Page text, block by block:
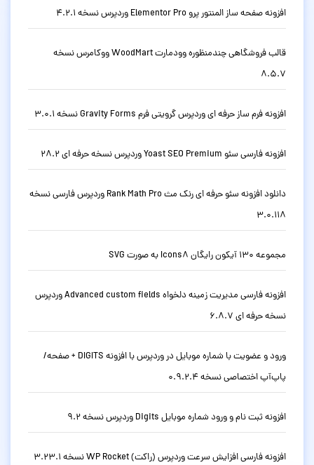
افزونه صفحه ساز المنتور پرو Elementor Pro وردپرس نسخه 4.2.1
قالب فروشگاهی چندمنظوره وودمارت WoodMart ووکامرس نسخه
8.5.7
افزونه فرم ساز حرفه ای وردپرس گرویتی فرم Gravity Forms نسخه 3.0.1
افزونه فارسی سئو Yoast SEO Premium وردپرس نسخه حرفه ای 28.2
دانلود افزونه سئو حرفه ای رنک مث Rank Math Pro وردپرس فارسی نسخه
3.0.118
مجموعه 130 آیکون رایگان Icons8 به صورت SVG
افزونه فارسی مدیریت زمینه دلخواه Advanced custom fields وردپرس
نسخه حرفه ای 6.8.7
ورود و عضویت با شماره موبایل در وردپرس با افزونه DIGITS + صفحه/
پاپ‌آپ اختصاصی نسخه 0.9.2.4
افزونه ثبت نام و ورود شماره موبایل Digits وردپرس نسخه 9.2
افزونه فارسی افزایش سرعت وردپرس (راکت) WP Rocket نسخه 3.23.1